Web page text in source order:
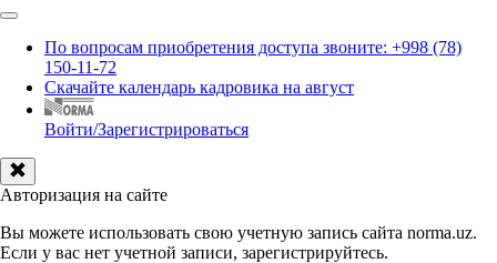
По вопросам приобретения доступа звоните: +998 (78)
150-11-72
Скачайте календарь кадровика на август
Войти/Зарегистрироваться
Авторизация на сайте
Вы можете использовать свою учетную запись сайта norma.uz.
Если у вас нет учетной записи, зарегистрируйтесь.